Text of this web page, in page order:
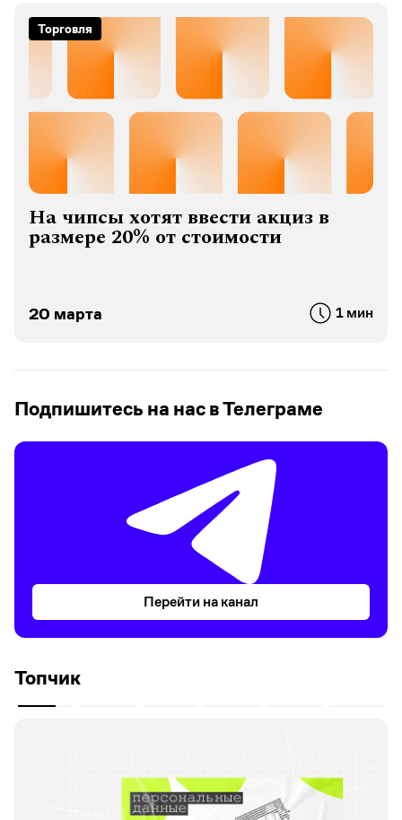
Торговля
На чипсы хотят ввести акциз в
размере 20% от стоимости
20 марта 1 мин
Подпишитесь на нас в Телеграме
Перейти на канал
Топчик